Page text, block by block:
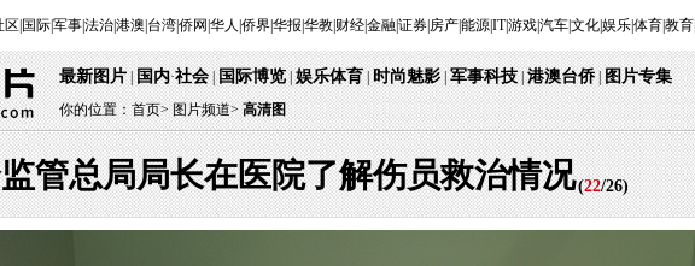
区 国际|军事|法治|港澳 台湾|侨网 华人 侨界|华报 华教| 财经|金融|证券| 房产|能源|IT|游戏|汽车|文化|娱乐|体育|教育|
最新图片|国内·社会|国际博览|娱乐体育|时尚魅影|军事科技|港澳台侨|图片专集
你的位置：首页>图片频道> 高清图
管总局局长在医院了解伤员救治情况(22/26)